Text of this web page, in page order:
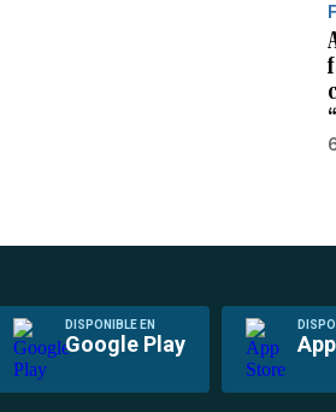
DISPONIBLE EN
Google Play